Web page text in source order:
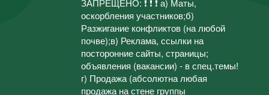
ЗАПРЕЩЕНО: ❗ ❗ ❗ а) Маты,
оскорбления участников;б)
Разжигание конфликтов (на любой
почве);в) Реклама, ссылки на
посторонние сайты, страницы;
объявления (вакансии) - в спец.темы!
г) Продажа (абсолютна любая
продажа на стене группы